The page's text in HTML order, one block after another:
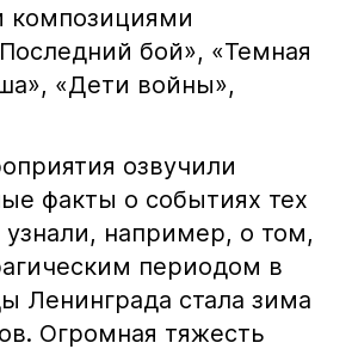
композициями
бой», «Темная
«Дети войны»,
озвучили
факты о событиях тех
например, о том,
периодом в
Ленинграда стала зима
Огромная тяжесть